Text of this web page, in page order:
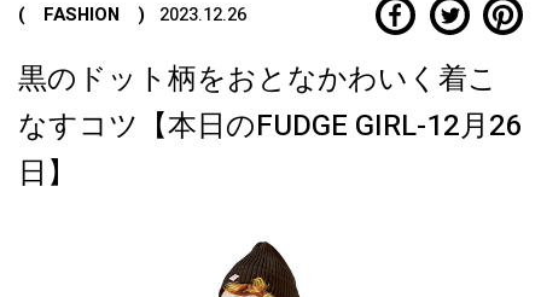
( FASHION ) 2023.12.26
黒のドット柄をおとなかわいく着こ
なすコツ【本日のFUDGE GIRL-12月26
日】